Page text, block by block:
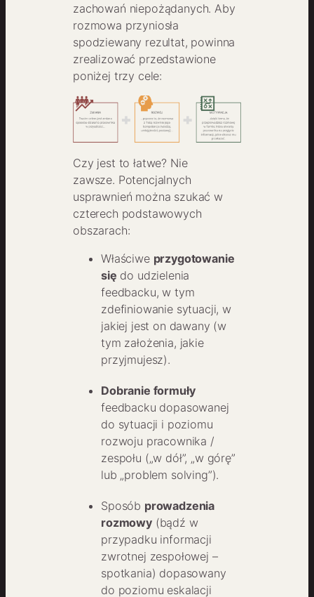
zachowań niepożądanych. Aby
rozmowa przyniosła
spodziewany rezultat, powinna
zrealizować przedstawione
poniżej trzy cele:
Czy jest to łatwe? Nie
zawsze. Potencjalnych
usprawnień można szukać w
czterech podstawowych
obszarach:
Właściwe przygotowanie
się do udzielenia
feedbacku, w tym
zdefiniowanie sytuacji, w
jakiej jest on dawany (w
tym założenia, jakie
przyjmujesz).
Dobranie formuły
feedbacku dopasowanej
do sytuacji i poziomu
rozwoju pracownika /
zespołu („w dół”, „w górę”
lub „problem solving”).
Sposób prowadzenia
rozmowy(bądź w
przypadku informacji
zwrotnej zespołowej –
spotkania) dopasowany
do poziomu eskalacji